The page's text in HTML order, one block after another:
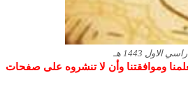
1443 هـ
وموافقتنا وأن لا تنشروه على صفحات